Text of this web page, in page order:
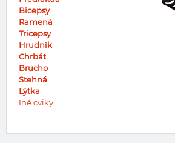
Bicepsy
Ramená
Tricepsy
Hrudník
Chrbát
Brucho
Stehná
Lýtka
Iné cviky